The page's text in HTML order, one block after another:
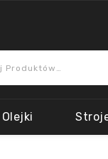
Olejki